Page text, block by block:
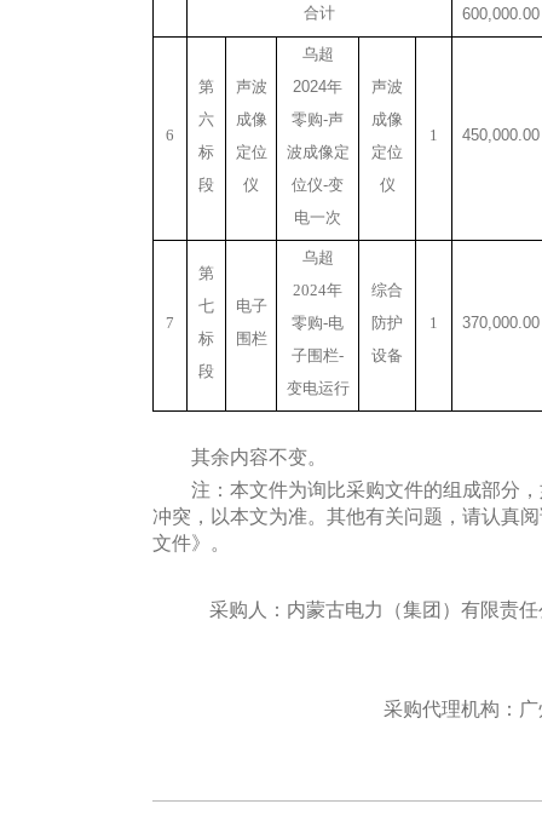
合计 600,000.00
6
第
六
标
段
声波
成像
定位
仪
乌超
2024年
零购-声
波成像定
位仪-变
电一次
声波
成像
定位
仪
1 450,000.00
7
第
七
标
段
电子
围栏
乌超
2024年
零购-电
子围栏-
变电运行
综合
防护
设备
1 370,000.00
其余内容不变。
注：本文件为询比采购文件的组成部分
冲突，以本文为准。其他有关问题，请认真
文件》。
采购 人：内蒙古电力（集团）有限责
采购代理机构：